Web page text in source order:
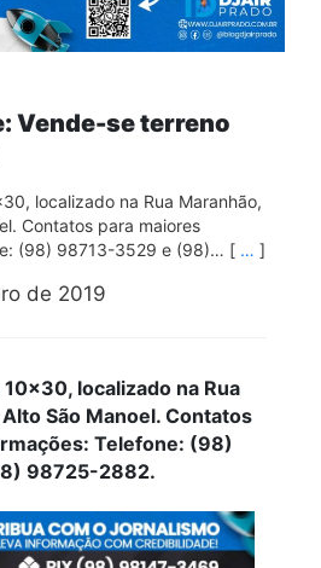
Vende-se terreno
localizado na Rua Maranhão,
Contatos para maiores
(98) 98713-3529 e (98)… [ … ]
de 2019
localizado na Rua
São Manoel. Contatos
Telefone: (98)
98725-2882.